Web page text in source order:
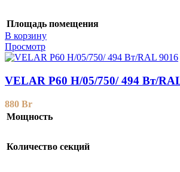
Площадь помещения
В корзину
Просмотр
VELAR P60 H/05/750/ 494 Bт/
880 Br
Мощность
Количество секций